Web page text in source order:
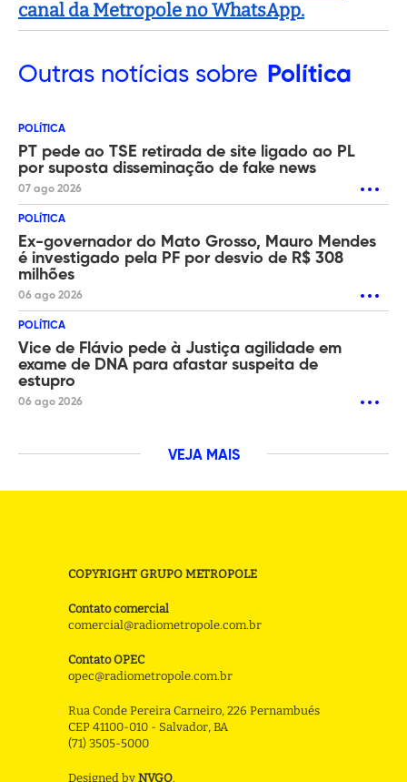
canal da Metropole no WhatsApp.
Outras notícias sobre Política
POLÍTICA
PT pede ao TSE retirada de site ligado ao PL
por suposta disseminação de fake news
07 ago 2026
POLÍTICA
Ex-governador do Mato Grosso, Mauro Mendes
é investigado pela PF por desvio de R$ 308
milhões
06 ago 2026
POLÍTICA
Vice de Flávio pede à Justiça agilidade em
exame de DNA para afastar suspeita de
estupro
06 ago 2026
VEJA MAIS
COPYRIGHT GRUPO METROPOLE
Contato comercial
comercial@radiometropole.com.br
Contato OPEC
opec@radiometropole.com.br
Rua Conde Pereira Carneiro, 226 Pernambués
CEP 41100-010 - Salvador, BA
(71) 3505-5000
Designed by NVGO.